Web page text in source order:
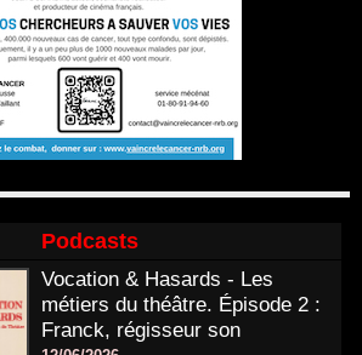
Podcasts
Vocation & Hasards - Les
métiers du théâtre. Épisode 2 :
Franck, régisseur son